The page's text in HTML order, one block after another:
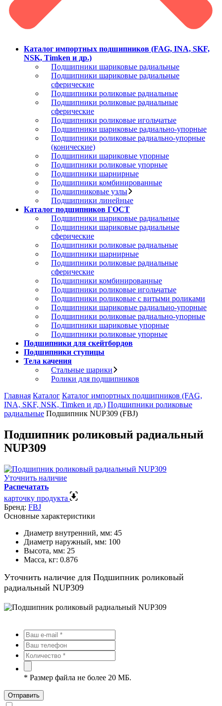
Каталог импортных подшипников (FAG, INA, SKF,
NSK, Timken и др.)
Подшипники шариковые радиальные
Подшипники шариковые радиальные
сферические
Подшипники роликовые радиальные
Подшипники роликовые радиальные
сферические
Подшипники роликовые игольчатые
Подшипники шариковые радиально-упорные
Подшипники роликовые радиально-упорные
(конические)
Подшипники шариковые упорные
Подшипники роликовые упорные
Подшипники шарнирные
Подшипники комбинированные
Подшипниковые узлы
Подшипники линейные
Каталог подшипников ГОСТ
Подшипники шариковые радиальные
Подшипники шариковые радиальные
сферические
Подшипники роликовые радиальные
Подшипники шарнирные
Подшипники роликовые радиальные
сферические
Подшипники комбинированные
Подшипники роликовые игольчатые
Подшипники роликовые с витыми роликами
Подшипники шариковые радиально-упорные
Подшипники роликовые радиально-упорные
Подшипники шариковые упорные
Подшипники роликовые упорные
Подшипники для скейтбордов
Подшипники ступицы
Тела качения
Стальные шарики
Ролики для подшипников
Главная Каталог Каталог импортных подшипников (FAG,
INA, SKF, NSK, Timken и др.) Подшипники роликовые
радиальные Подшипник NUP309 (FBJ)
Подшипник роликовый радиальный
NUP309
Уточнить наличие
Распечатать
карточку продукта
Бренд: FBJ
Основные характеристики
Диаметр внутренний, мм: 45
Диаметр наружный, мм: 100
Высота, мм: 25
Масса, кг: 0.876
Уточнить наличие для Подшипник роликовый
радиальный NUP309
* Размер файла не более 20 МБ.
Отправить